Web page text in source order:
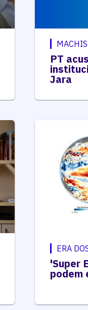
PT
Jara
ERA
'Super
podem